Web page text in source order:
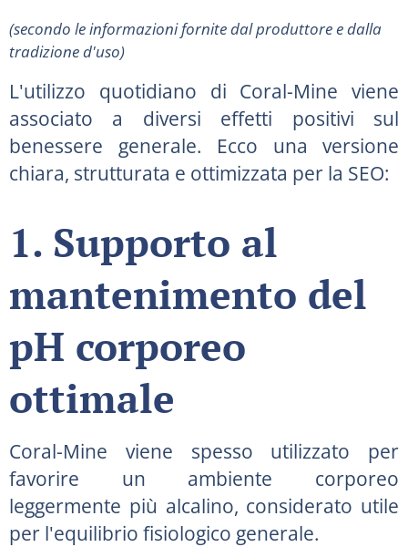
(secondo le informazioni fornite dal produttore e dalla
tradizione d'uso)
L'utilizzo quotidiano di Coral-Mine viene
associato a diversi effetti positivi sul
benessere generale. Ecco una versione
chiara, strutturata e ottimizzata per la SEO:
1. Supporto al
mantenimento del
pH corporeo
ottimale
Coral-Mine viene spesso utilizzato per
favorire un ambiente corporeo
leggermente più alcalino, considerato utile
per l'equilibrio fisiologico generale.